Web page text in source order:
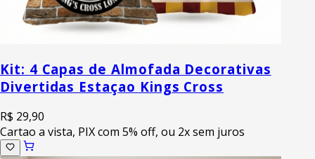
Kit: 4 Capas de Almofada Decorativas
Divertidas Estaçao Kings Cross
R$ 29,90
Cartao a vista, PIX com 5% off, ou 2x sem juros